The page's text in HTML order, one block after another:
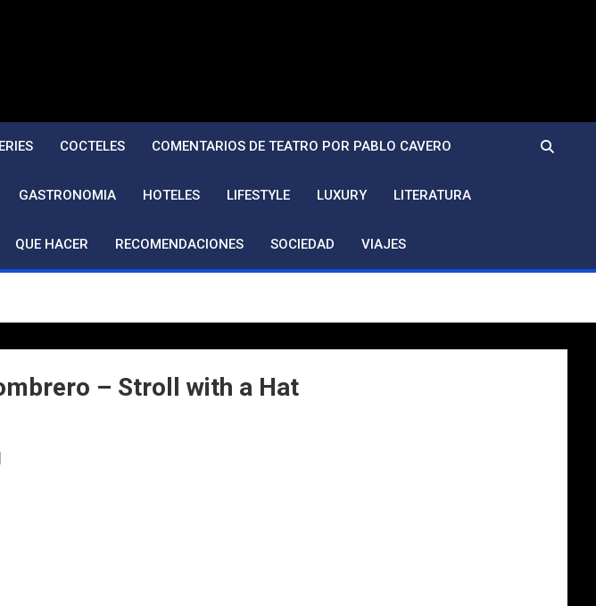
COCTELES COMENTARIOS DE TEATRO POR PABLO CAVERO
GASTRONOMIA HOTELES LIFESTYLE LUXURY LITERATURA
QUE HACER RECOMENDACIONES SOCIEDAD VIAJES
– Stroll with a Hat